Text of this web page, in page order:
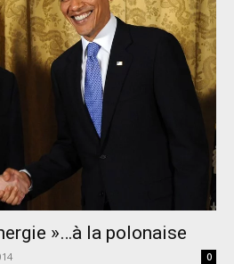
»…à la polonaise
0